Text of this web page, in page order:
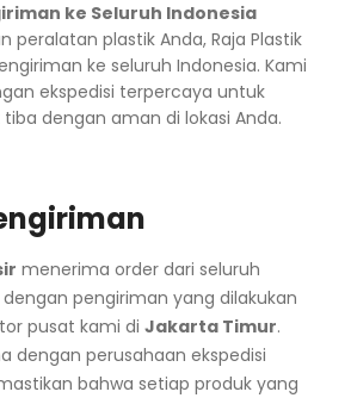
ke Seluruh Indonesia
peralatan plastik Anda, Raja Plastik
ke seluruh Indonesia. Kami
ekspedisi terpercaya untuk
dengan aman di lokasi Anda.
menerima order dari seluruh
pengiriman yang dilakukan
pusat kami di Jakarta Timur.
dengan perusahaan ekspedisi
bahwa setiap produk yang